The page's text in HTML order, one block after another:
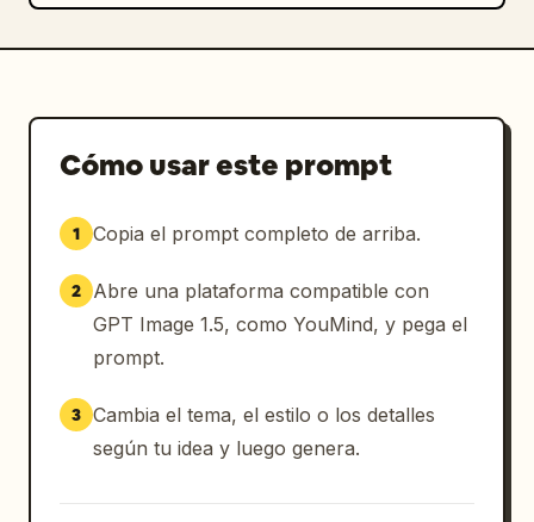
Cómo usar este prompt
1 Copia el prompt completo de arriba.
2
Abre una plataforma compatible con
GPT Image 1.5, como YouMind, y pega el
prompt.
3 Cambia el tema, el estilo o los detalles
según tu idea y luego genera.